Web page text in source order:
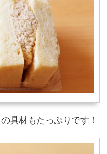
具材もたっぷりです！